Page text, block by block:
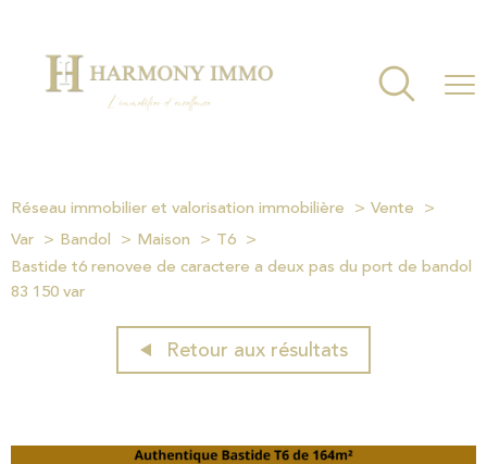
Réseau immobilier et valorisation immobilière
Vente
Var
Bandol Maison
T6
Bastide t6 renovee de caractere a deux pas du port de bandol
83 150 var
Retour aux résultats